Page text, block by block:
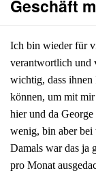
Geschäft
Ich bin wieder für
verantwortlich und
wichtig, dass ihnen
können, um mit
hier und da George
wenig, bin aber bei
Damals war das ja
pro Monat